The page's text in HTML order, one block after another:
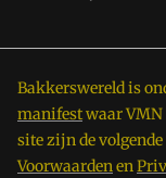
Bakkerswereld is
manifestwaar VMN
site zijn de
Voorwaardenen